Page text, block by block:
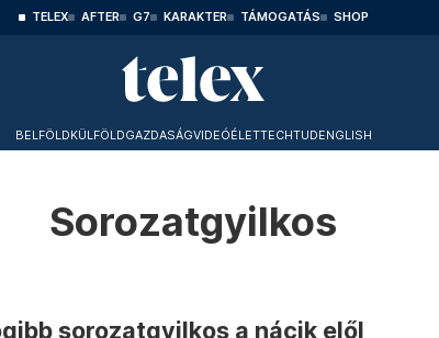
TELEX AFTER G7 KARAKTER TÁMOGATÁS SHOP
BELFÖLDKÜLFÖLDGAZDASÁGVIDEÓÉLETTECHTUDENGLISH
Sorozatgyilkos
sorozatgyilkos a nácik elől